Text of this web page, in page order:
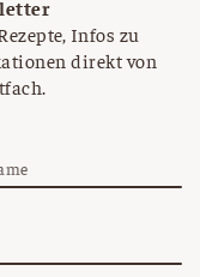
Infos zu
direkt von